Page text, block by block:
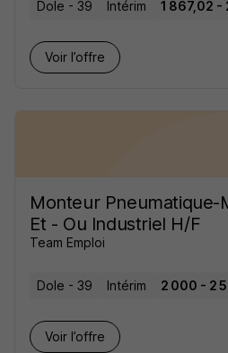
Dole - 39 Intérim 1 867,02 -
Voir l’offre
Monteur Pneumatique-
Et - Ou Industriel H/F
Team Emploi
Dole - 39 Intérim 2 000 - 2
Voir l’offre